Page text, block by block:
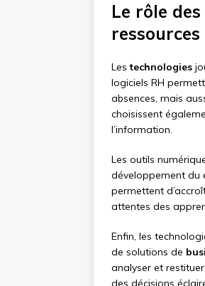
Le rôle
Lestechnologies
logiciels RH
absences, mais
choisissent
l’information.
Les outils
développement du
permettent
attentes des
Enfin, les
de solutions de
analyser et
des décisions